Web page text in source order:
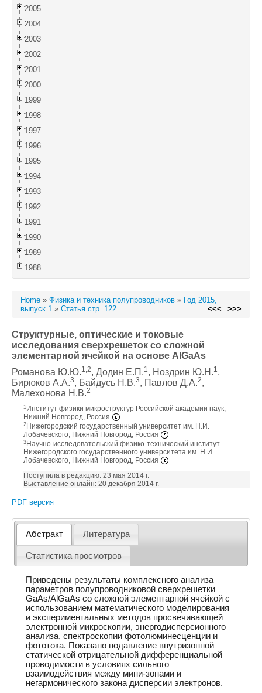
2005
2004
2003
2002
2001
2000
1999
1998
1997
1996
1995
1994
1993
1992
1991
1990
1989
1988
Home » Физика и техника полупроводников » Год 2015,
выпуск 1 » Статья стр. 122 <<< >>>
Структурные, оптические и токовые
исследования сверхрешеток со сложной
элементарной ячейкой на основе AlGaAs
Романова Ю.Ю.1,2, Додин Е.П.1, Ноздрин Ю.Н.1,
Бирюков А.А.3, Байдусь Н.В.3, Павлов Д.А.2,
Малехонова Н.В.2
1 Институт физики микроструктур Российской академии наук,
Нижний Новгород, Россия
2 Нижегородский государственный университет им. Н.И.
Лобачевского, Нижний Новгород, Россия
3 Научно-исследовательский физико-технический институт
Нижегородского государственного университета им. Н.И.
Лобачевского, Нижний Новгород, Россия
Поступила в редакцию: 23 мая 2014 г.
Выставление онлайн: 20 декабря 2014 г.
PDF версия
Абстракт Литература
Статистика просмотров
Приведены результаты комплексного анализа
параметров полупроводниковой сверхрешетки
GaAs/AlGaAs со сложной элементарной ячейкой с
использованием математического моделирования
и экспериментальных методов просвечивающей
электронной микроскопии, энергодисперсионного
анализа, спектроскопии фотолюминесценции и
фототока. Показано подавление внутризонной
статической отрицательной дифференциальной
проводимости в условиях сильного
взаимодействия между мини-зонами и
негармонического закона дисперсии электронов.